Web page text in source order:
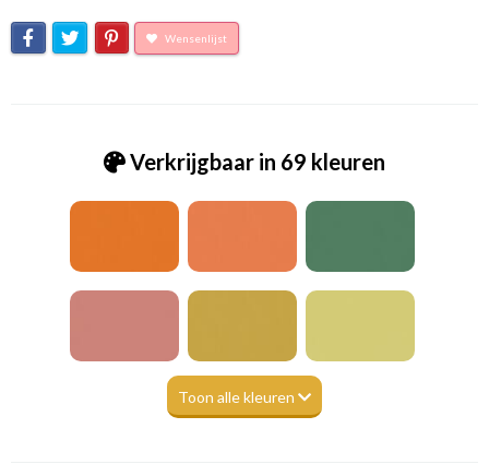
Wensenlijst
Verkrijgbaar in 69 kleuren
Toon alle kleuren